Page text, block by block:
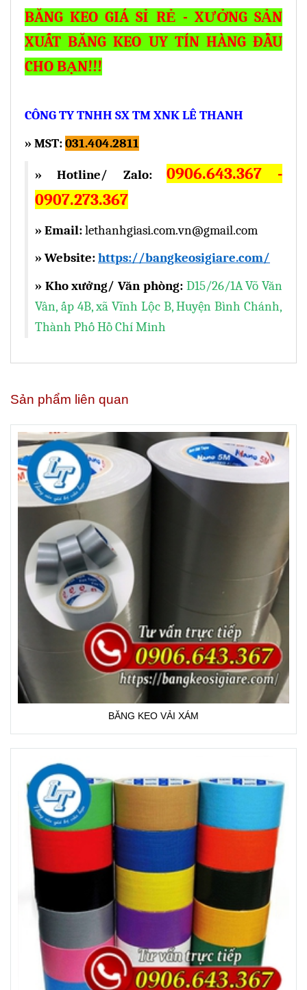
BĂNG KEO GIÁ SỈ RẺ - XƯỞNG SẢN
XUẤT BĂNG KEO UY TÍN HÀNG ĐẦU
CHO BẠN!!!
CÔNG TY TNHH SX TM XNK LÊ THANH
» MST:031.404.2811
» Hotline/ Zalo:
0906.643.367 -
0907.273.367
» Email:lethanhgiasi.com.vn@gmail.com
» Website:https://bangkeosigiare.com/
» Kho xưởng/ Văn phòng: D15/26/1A Võ Văn
Vân, ấp 4B, xã Vĩnh Lộc B, Huyện Bình Chánh,
Thành Phố Hồ Chí Minh
Sản phẩm liên quan
BĂNG KEO VẢI XÁM